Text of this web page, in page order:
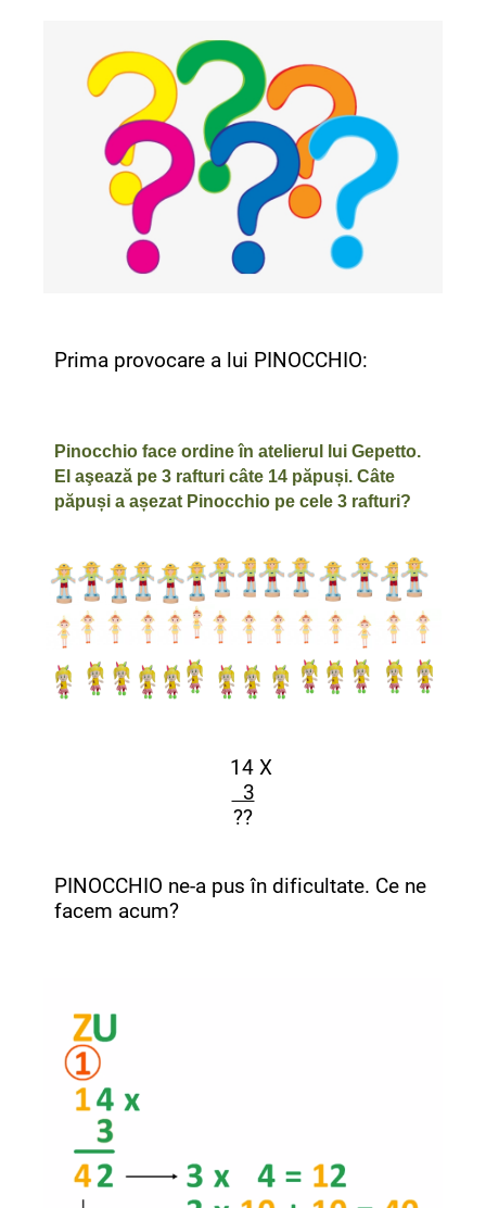
Prima provocare a lui PINOCCHIO:
Pinocchio face ordine în atelierul lui Gepetto.
El aşează pe 3 rafturi câte 14 păpuși. Câte
păpuși a așezat Pinocchio pe cele 3 rafturi?
14 X
3
??
PINOCCHIO ne-a pus în dificultate. Ce ne
facem acum?